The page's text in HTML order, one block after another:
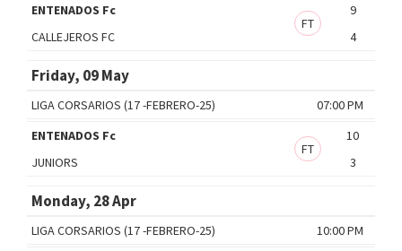
ENTENADOS Fc
9
FT
CALLEJEROS FC
4
Friday, 09 May
07:00 PM
LIGA CORSARIOS (17 -FEBRERO-25)
ENTENADOS Fc
10
FT
JUNIORS
3
Monday, 28 Apr
10:00 PM
LIGA CORSARIOS (17 -FEBRERO-25)